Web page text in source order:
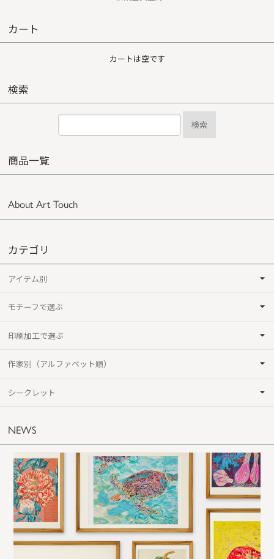
カート
カートは空です
検索
検索
商品一覧
About Art Touch
カテゴリ
アイテム別
モチーフで選ぶ
印刷加工で選ぶ
作家別（アルファベット順）
シークレット
NEWS